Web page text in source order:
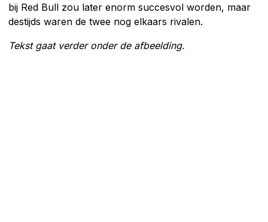
bij Red Bull zou later enorm succesvol worden, maar
destijds waren de twee nog elkaars rivalen.
Tekst gaat verder onder de afbeelding.